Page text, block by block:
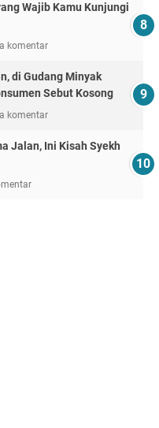
Wajib Kamu Kunjungi
komentar
di Gudang Minyak
Sebut Kosong
komentar
Jalan, Ini Kisah Syekh